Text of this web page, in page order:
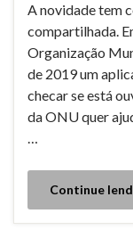
A novidade tem
compartilhada.
Organização
de 2019 um
checar se está
da ONU quer
…
Continue